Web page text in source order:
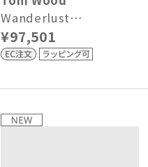
Wanderlust…
¥97,501